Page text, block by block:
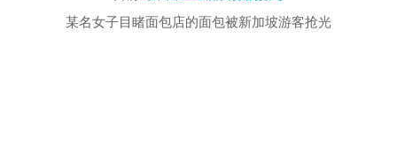
某名女子目睹面包店的面包被新加坡游客抢光